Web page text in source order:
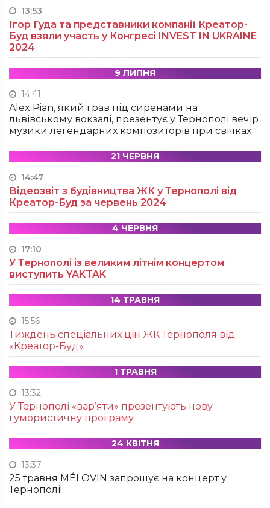
13:53
Ігор Гуда та представники компанії Креатор-
Буд взяли участь у Конгресі INVEST IN UKRAINE
2024
9 ЛИПНЯ
14:41
Alex Pian, який грав під сиренами на
львівському вокзалі, презентує у Тернополі вечір
музики легендарних композиторів при свічках
21 ЧЕРВНЯ
14:47
Відеозвіт з будівництва ЖК у Тернополі від
Креатор-Буд за червень 2024
4 ЧЕРВНЯ
17:10
У Тернополі із великим літнім концертом
виступить YAKTAK
14 ТРАВНЯ
15:56
Тиждень спеціальних цін ЖК Тернополя від
«Креатор-Буд»
1 ТРАВНЯ
13:32
У Тернополі «вар’яти» презентують нову
гумористичну програму
24 КВІТНЯ
13:37
25 травня MÉLOVIN запрошує на концерт у
Тернополі!